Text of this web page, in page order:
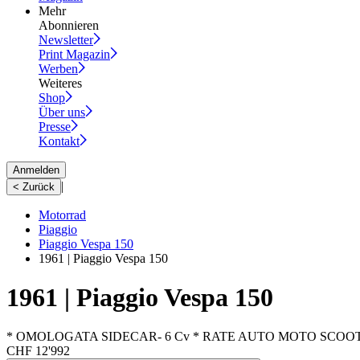
Mehr
Abonnieren
Newsletter
Print Magazin
Werben
Weiteres
Shop
Über uns
Presse
Kontakt
Anmelden
< Zurück
|
Motorrad
Piaggio
Piaggio Vespa 150
1961 | Piaggio Vespa 150
1961 | Piaggio Vespa 150
* OMOLOGATA SIDECAR- 6 Cv * RATE AUTO MOTO
CHF 12'992